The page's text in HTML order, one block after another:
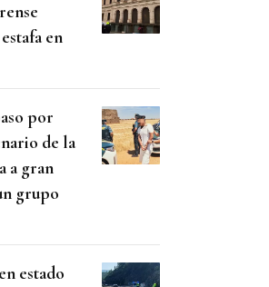
en
por
de la
a gran
grupo
estado